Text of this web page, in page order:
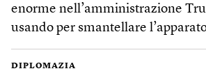
enorme nell’amministrazione
usando per smantellare
DIPLOMAZIA